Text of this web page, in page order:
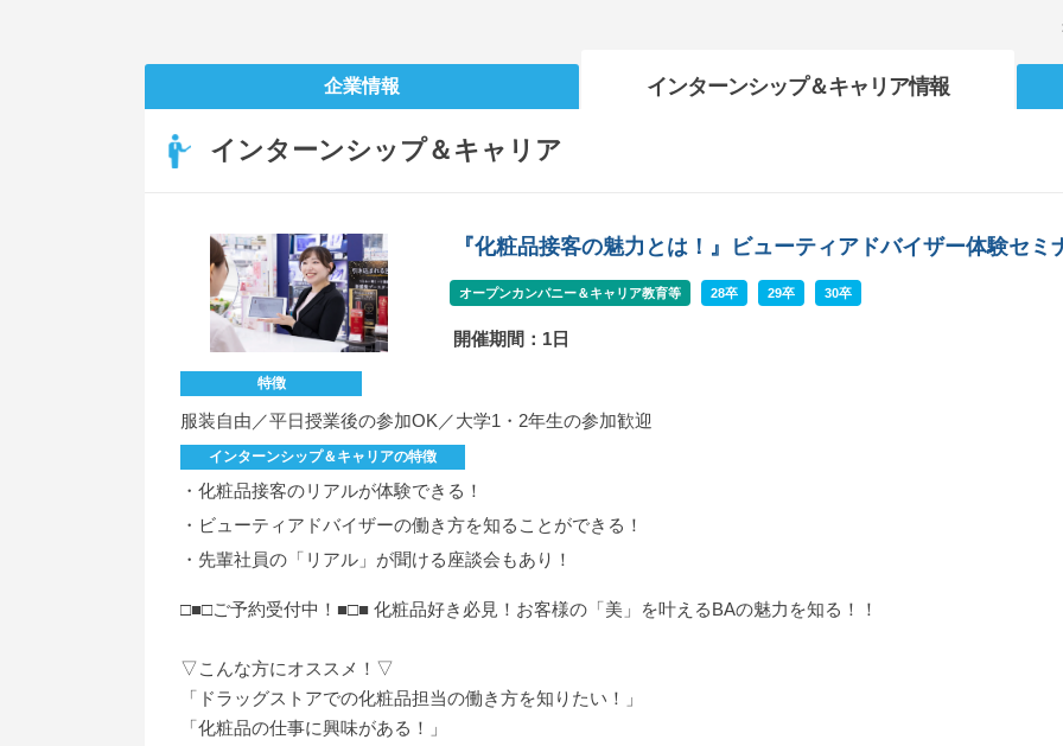
企業情報 インターンシップ＆キャリア情報
インターンシップ＆キャリア
『化粧品接客の魅力とは！』ビューティアドバイザー体験セミ
オープンカンパニー＆キャリア教育等 28卒 29卒 30卒
開催期間：1日
特徴
服装自由／平日授業後の参加OK／大学1・2年生の参加歓迎
インターンシップ＆キャリアの特徴
・化粧品接客のリアルが体験できる！
・ビューティアドバイザーの働き方を知ることができる！
・先輩社員の「リアル」が聞ける座談会もあり！
□■□ご予約受付中！■□■ 化粧品好き必見！お客様の「美」を叶えるBAの魅力を知る！！
▽こんな方にオススメ！▽
「ドラッグストアでの化粧品担当の働き方を知りたい！」
「化粧品の仕事に興味がある！」